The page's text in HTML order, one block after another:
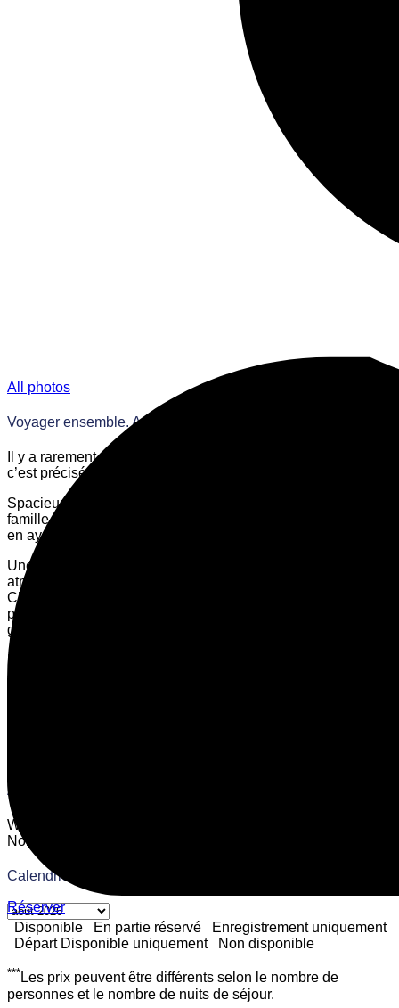
Réserver
All photos
Voyager ensemble. Arriver ensemble.
Il y a rarement autant de place dans notre petite maison. Et
c’est précisément ce qui rend cette chambre spéciale.
Spacieuse, simple et confortable pour Toi, Ton groupe ou Ta
famille, si Vous voulez découvrir Londres ensemble — tout
en ayant un lieu fiable où revenir.
Une chambre partagée avec un grand miroir, une
atmosphère conviviale, des lits confortables et du linge frais.
Chaque matin, Vous commencez Votre journée avec notre
petit-déjeuner simple et chaleureux, et bien sûr avec le Wi-Fi
gratuit.
La grande salle de bains partagée se trouve à seulement
quelques pas. Vous avez l’espace nécessaire pour Vos
Amenities
WiFi
Non-fumeur
Calendrier des disponibilités
Disponible En partie réservé
Enregistrement uniquement
Départ Disponible uniquement
Non disponible
***Les prix peuvent être différents selon le nombre de
personnes et le nombre de nuits de séjour.